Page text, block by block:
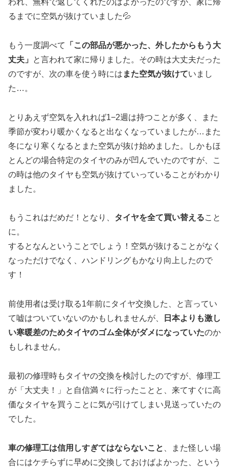
われ、無料で返してくれたのはよかったのですが、家に帰
るまでに空気が抜けていました💦
もう一度調べて
「この部品が悪かった、外したからもう大
丈夫」
と言われて家に帰りました。その時は大丈夫だった
のですが、次の車を使う時には また空気が抜けていまし
た…。
とりあえず空気を入れれば1−2週は持つことが多く、また
季節が変わり暖かくなると出なくなっていましたが…また
冬になり寒くなるとまた空気が抜け始めました。しかもほ
とんどの場合特定のタイヤのみが凹んでいたのですが、こ
の時は他のタイヤも空気が抜けていっていることがわかり
ました。
もうこれはだめだ！となり、 タイヤを全て買い替えること
に。
するとなんということでしょう！空気が抜けることがなく
なっただけでなく、ハンドリングもかなり向上したので
す！
前使用者は受け取る1年前にタイヤ交換した、と言ってい
て嘘はついていないのかもしれませんが、
日本よりも激し
い寒暖差のためタイヤのゴム全体がダメになっていたのか
もしれません。
最初の修理時もタイヤの交換を検討したのですが、修理工
が「大丈夫！」と自信満々に行ったことと、来てすぐに高
価なタイヤを買うことに気が引けてしまい見送っていたの
でした。
車の修理工は信用しすぎてはならないこと
、また怪しい場
合にはケチらずに早めに交換しておけばよかった、という